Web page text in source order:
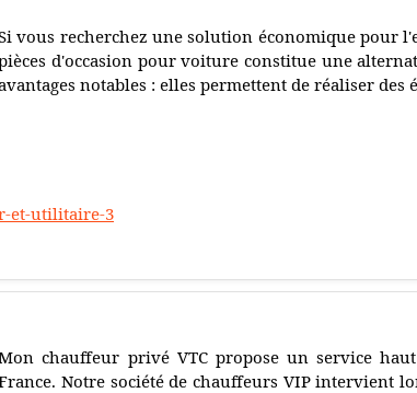
vous recherchez une solution économique pour
d'occasion pour voiture constitue une
notables : elles permettent de réaliser des
et-utilitaire-3
chauffeur privé VTC propose un service
Notre société de chauffeurs VIP intervient